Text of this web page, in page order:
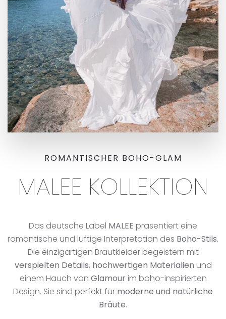
ROMANTISCHER BOHO-GLAM
MALEE KOLLEKTION
Das deutsche Label MALEE präsentiert eine
romantische und luftige Interpretation des Boho-Stils.
Die einzigartigen Brautkleider begeistern mit
verspielten Details, hochwertigen Materialien und
einem Hauch von Glamourim boho-inspirierten
Design. Sie sind perfekt für moderne und natürliche
Bräute.